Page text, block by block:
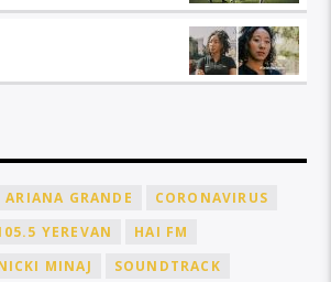
ARIANA GRANDE
CORONAVIRUS
YEREVAN
HAI FM
MINAJ
SOUNDTRACK